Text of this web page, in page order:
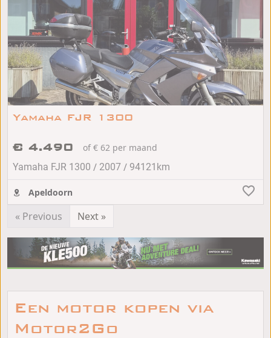
Yamaha FJR 1300
€ 4.490
of € 62 per maand
Yamaha FJR 1300 / 2007 / 94121km
Apeldoorn
« Previous Next »
Een motor kopen via
Motor2Go